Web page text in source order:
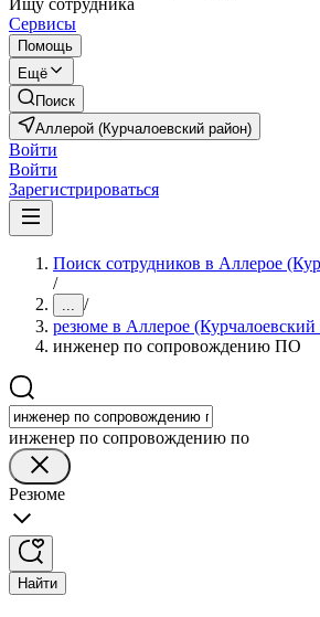
Ищу сотрудника
Сервисы
Помощь
Ещё
Поиск
Аллерой (Курчалоевский район)
Войти
Войти
Зарегистрироваться
Поиск сотрудников в Аллерое
/
... /
резюме в Аллерое (Курчалоевский
инженер по сопровождению ПО
инженер по сопровождению по
Резюме
Найти